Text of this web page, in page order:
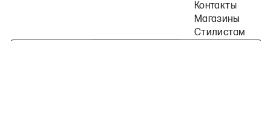
Контакты
Магазины
Стилистам